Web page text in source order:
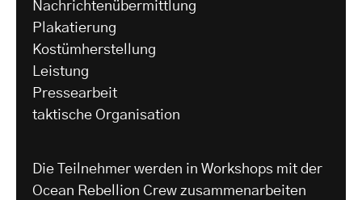
Nachrichtenübermittlung
Plakatierung
Kostümherstellung
Leistung
Pressearbeit
taktische Organisation
Die Teilnehmer werden in Workshops mit der
Ocean Rebellion Crew zusammenarbeiten